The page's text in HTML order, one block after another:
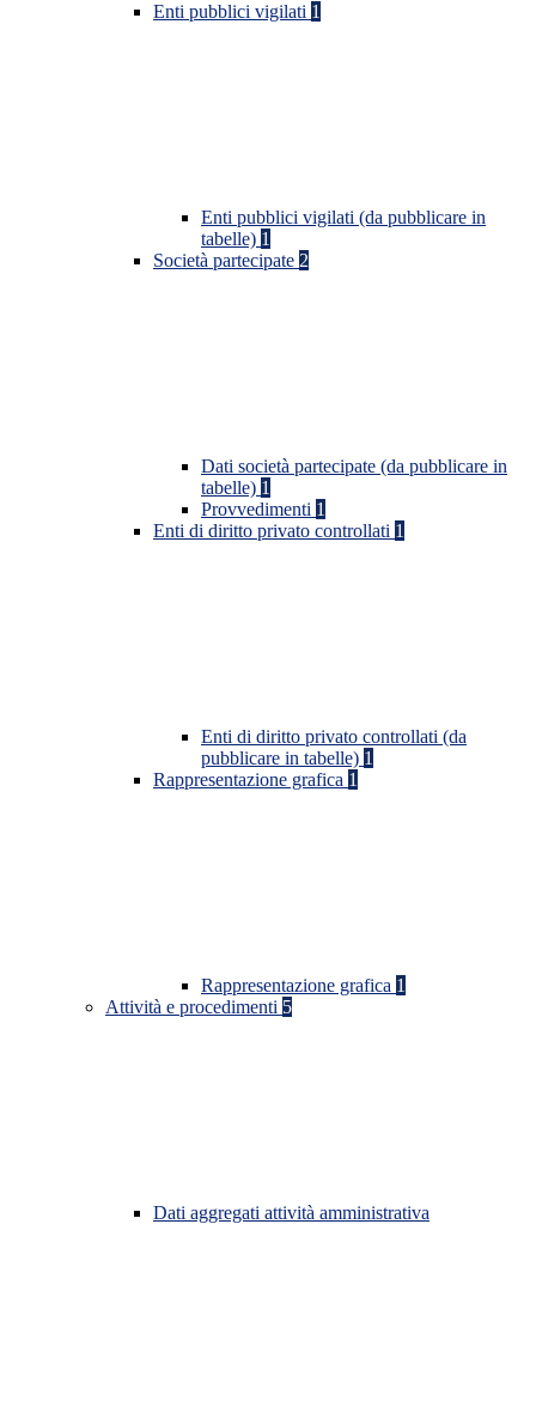
Enti pubblici vigilati 1
Enti pubblici vigilati (da pubblicare in
tabelle) 1
Società partecipate 2
Dati società partecipate (da pubblicare in
tabelle) 1
Provvedimenti 1
Enti di diritto privato controllati 1
Enti di diritto privato controllati (da
pubblicare in tabelle) 1
Rappresentazione grafica 1
Rappresentazione grafica 1
Attività e procedimenti 5
Dati aggregati attività amministrativa